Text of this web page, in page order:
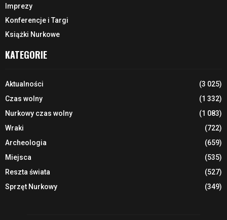
Imprezy
Konferencje i Targi
Książki Nurkowe
KATEGORIE
Aktualności
(3 025)
Czas wolny
(1 332)
Nurkowy czas wolny
(1 083)
Wraki
(722)
Archeologia
(659)
Miejsca
(535)
Reszta świata
(527)
Sprzęt Nurkowy
(349)